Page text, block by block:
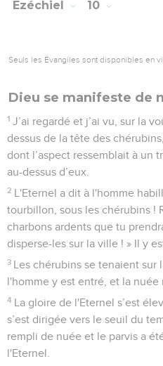
Ezéchiel 10
Seuls les Évangiles sont disponibles en
Dieu se manifeste de
1 J’ai regardé et j’ai vu, sur la
dessus de la tête des
dont l’aspect ressemblait à un
au-dessus d’eux.
2 L'Eternel a dit à l'homme
tourbillon, sous les chérubins !
charbons ardents que tu
disperse-les sur la ville ! » Il y
3 Les chérubins se tenaient sur
l'homme y est entré, et la nuée
4 La gloire de l'Eternel s’est
s’est dirigée vers le seuil du
rempli de nuée et le parvis a
l'Eternel.